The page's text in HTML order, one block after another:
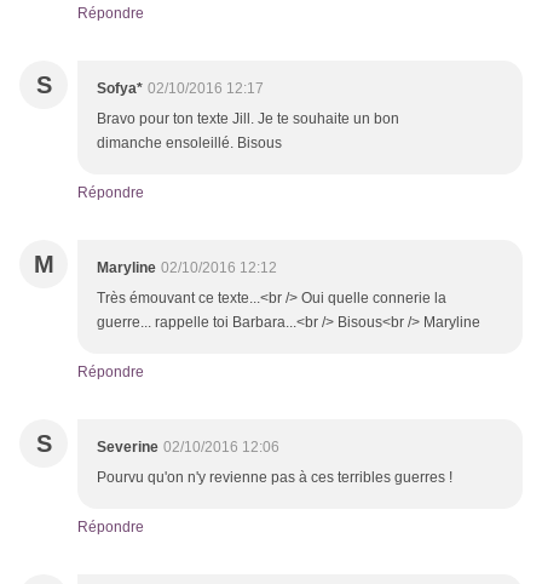
Répondre
S Sofya* 02/10/2016 12:17
Bravo pour ton texte Jill. Je te souhaite un bon
dimanche ensoleillé. Bisous
Répondre
M Maryline 02/10/2016 12:12
Très émouvant ce texte...<br /> Oui quelle connerie la
guerre... rappelle toi Barbara...<br /> Bisous<br /> Maryline
Répondre
S Severine 02/10/2016 12:06
Pourvu qu'on n'y revienne pas à ces terribles guerres !
Répondre